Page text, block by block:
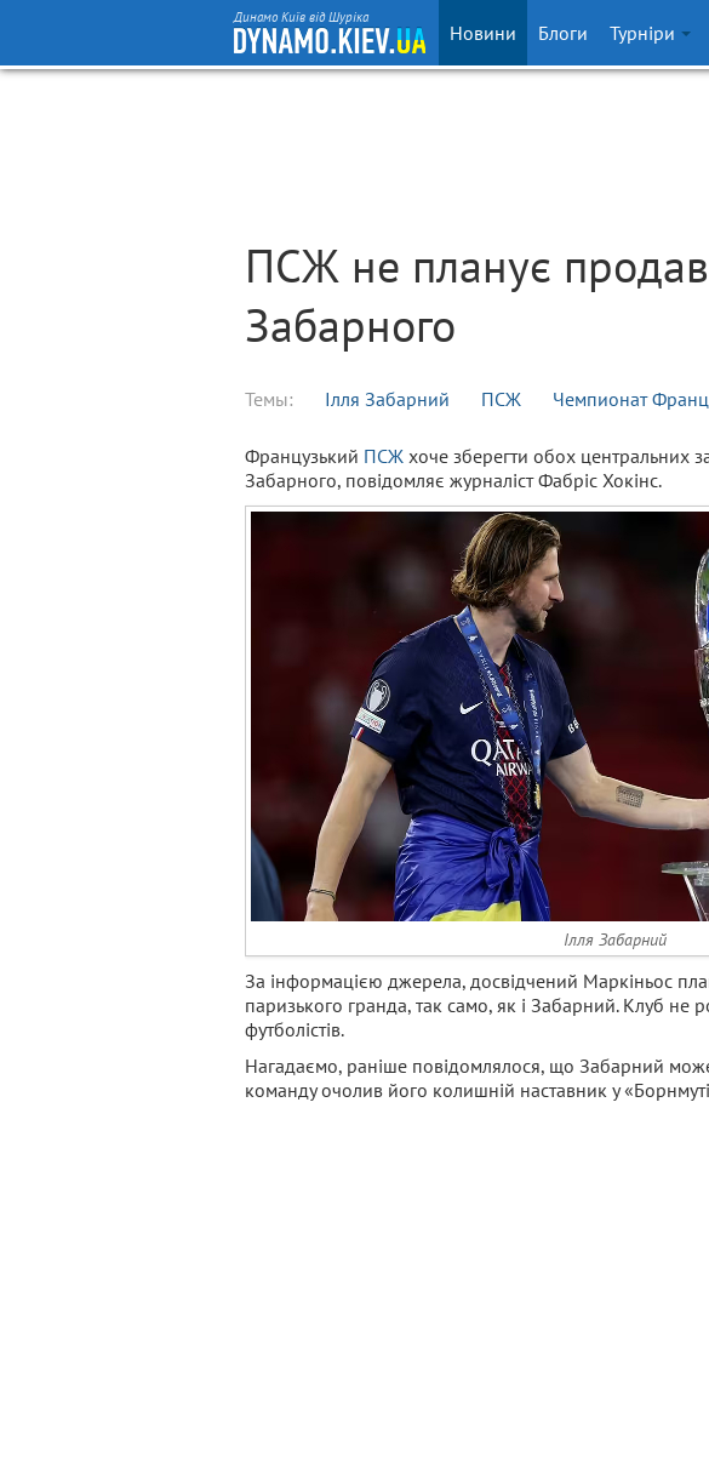
Динамо Київ від Шуріка
Новини Блоги Турніри
ПСЖ не планує
Забарного
Темы: Ілля Забарний ПСЖ Чемпионат
Французький ПСЖ хоче зберегти обох центральних
Забарного, повідомляє журналіст Фабріс Хокінс.
Ілля Забарний
За інформацією джерела, досвідчений Маркіньос
паризького гранда, так само, як і Забарний. Клуб не
футболістів.
Нагадаємо, раніше повідомлялося, що Забарний
команду очолив його колишній наставник у